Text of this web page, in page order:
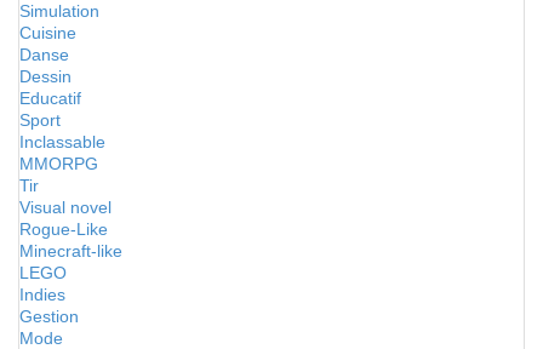
Simulation
Cuisine
Danse
Dessin
Educatif
Sport
Inclassable
MMORPG
Tir
Visual novel
Rogue-Like
Minecraft-like
LEGO
Indies
Gestion
Mode